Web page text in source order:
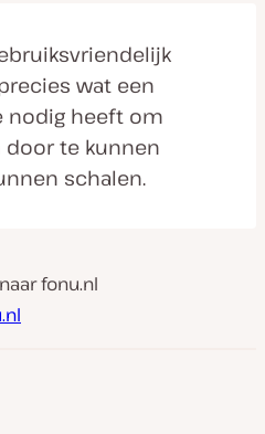
wat een
nodig heeft om
te kunnen
schalen.
fonu.nl